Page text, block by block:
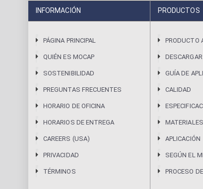
INFORMACIÓN
PÁGINA PRINCIPAL
QUIÉN ES MOCAP
SOSTENIBILIDAD
PREGUNTAS FRECUENTES
HORARIO DE OFICINA
HORARIOS DE ENTREGA
CAREERS (USA)
PRIVACIDAD
TÉRMINOS
PRODUCTOS
PRODUCTO
GUÍA DE
CALIDAD
MATERIALES
APLICACIÓN
SEGÚN EL
PROCESO